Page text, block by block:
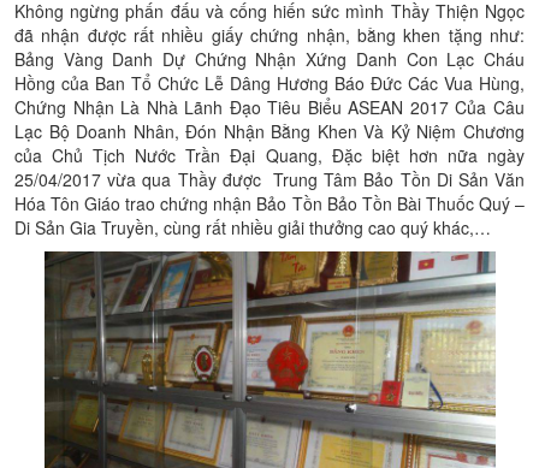
Không ngừng phấn đấu và cống hiến sức mình Thầy Thiện Ngọc
đã nhận được rất nhiều giấy chứng nhận, bằng khen tặng như:
Bảng Vàng Danh Dự Chứng Nhận Xứng Danh Con Lạc Cháu
Hồng của Ban Tổ Chức Lễ Dâng Hương Báo Đức Các Vua Hùng,
Chứng Nhận Là Nhà Lãnh Đạo Tiêu Biểu ASEAN 2017 Của Câu
Lạc Bộ Doanh Nhân, Đón Nhận Bằng Khen Và Kỷ Niệm Chương
của Chủ Tịch Nước Trần Đại Quang, Đặc biệt hơn nữa ngày
25/04/2017 vừa qua Thầy được Trung Tâm Bảo Tồn Di Sản Văn
Hóa Tôn Giáo trao chứng nhận Bảo Tồn Bảo Tồn Bài Thuốc Quý –
Di Sản Gia Truyền, cùng rất nhiều giải thưởng cao quý khác,…